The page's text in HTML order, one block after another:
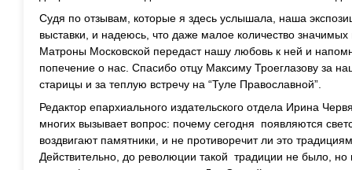
Судя по отзывам, которые я здесь услышала, наша
выставки, и надеюсь, что даже малое количество
Матроны Московской передаст нашу любовь к ней и
попечение о нас. Спасибо отцу Максиму Троеглазову за
старицы и за теплую встречу на “Туле Православной”.
Редактор епархиального издательского отдела Ирина
многих вызывает вопрос: почему сегодня появляются
воздвигают памятники, и не противоречит ли это
Действительно, до революции такой традиции не было, но